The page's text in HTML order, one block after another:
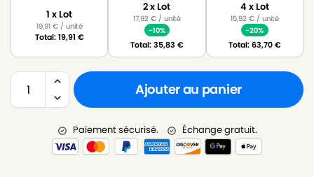
1 x Lot
19,91 €/ unité
Total:19,91 €
2 x Lot
17,92 €/ unité
-10%
Total:35,83 €
4 x Lot
15,92 €/ unité
-20%
Total:63,70€
Ajouter au panier
Paiement sécurisé. Échange gratuit.